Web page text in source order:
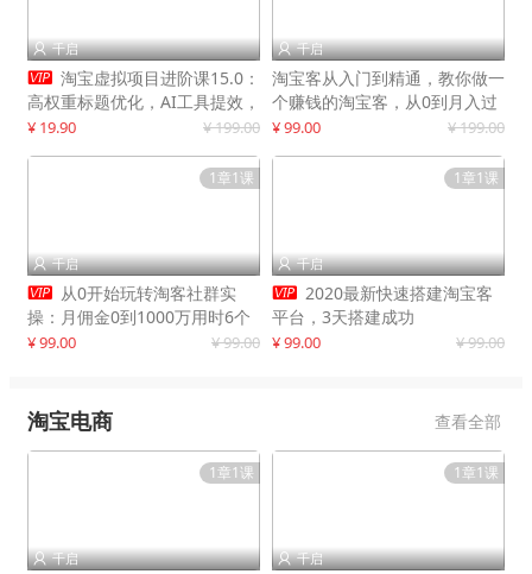
 千启
 淘宝虚拟项目进阶课15.0：
高权重标题优化，AI工具提效，
自动盈利模式搭建
¥ 19.90 ¥ 199.00
 千启
淘宝客从入门到精通，教你做一
个赚钱的淘宝客，从0到月入过
万
¥ 99.00 ¥ 199.00
1章1课
 千启
 从0开始玩转淘客社群实
操：月佣金0到1000万用时6个
月
¥ 99.00 ¥ 99.00
1章1课
 千启
 2020最新快速搭建淘宝客
平台，3天搭建成功
¥ 99.00 ¥ 99.00
淘宝电商 查看全部
1章1课
 千启
1章1课
 千启